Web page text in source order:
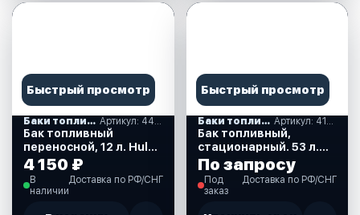
Быстрый просмотр
Баки топливные Артикул: 44803
Бак топливный
переносной, 12 л. Hulk
(44803)
4 150 ₽
В
наличии
Доставка по РФ/СНГ
Быстрый просмотр
Баки топливные Артикул: 410208
Бак топливный,
стационарный. 53 л.
(410208)
По запросу
Под
заказ
Доставка по РФ/СНГ